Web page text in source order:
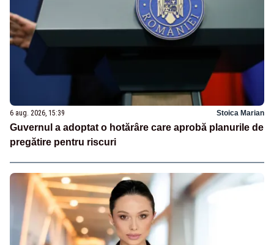
6 aug. 2026, 15:39 Stoica Marian
Guvernul a adoptat o hotărâre care aprobă planurile de
pregătire pentru riscuri